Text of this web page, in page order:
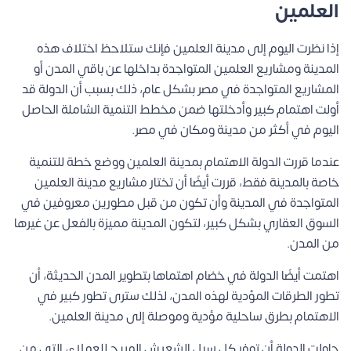
العلمين
إذا نظرت اليوم إلى مدينة العلمين فإنك ستلاحظ اختلاف هذه
المدينة ومشاريع العلمين المتواجدة بداخلها عن باقي المدن أو
المشاريع المتواجدة في مصر بشكل عام، ذلك بسبب أن الدولة قد
أولت اهتمام كبير وأدخلتها ضمن مخطط التنمية الشاملة الحاصل
اليوم في أكثر من مدينة ومكان في مصر.
عندما قررت الدولة الاهتمام بمدينة العلمين ووضع خطة للتنمية
خاصة بالمدينة فقط، قررت أيضًا أن تختار مشاريع مدينة العلمين
المتواجدة في المدينة وأن تكون من قبل مطورين معروفين في
السوق العقاري بشكل كبير، لتكون المدينة مميزة بالفعل عن غيرها
من المدن.
اهتمت أيضًا الدولة في خضام اهتماها بتطوير المدن الحديثة، أن
تطور الطرقات المؤدية لهذه المدن، لذلك سترى تطور كبير في
الاهتمام بطرق ساحلية مؤدية وموصلة إلى مدينة العلمين.